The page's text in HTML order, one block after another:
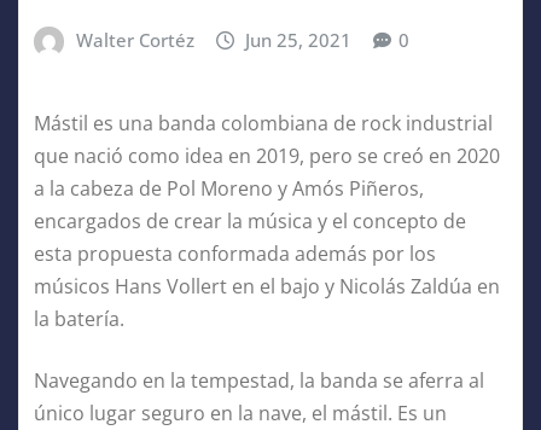
Walter Cortéz Jun 25, 2021 0
Mástil es una banda colombiana de rock industrial
que nació como idea en 2019, pero se creó en 2020
a la cabeza de Pol Moreno y Amós Piñeros,
encargados de crear la música y el concepto de
esta propuesta conformada además por los
músicos Hans Vollert en el bajo y Nicolás Zaldúa en
la batería.
Navegando en la tempestad, la banda se aferra al
único lugar seguro en la nave, el mástil. Es un